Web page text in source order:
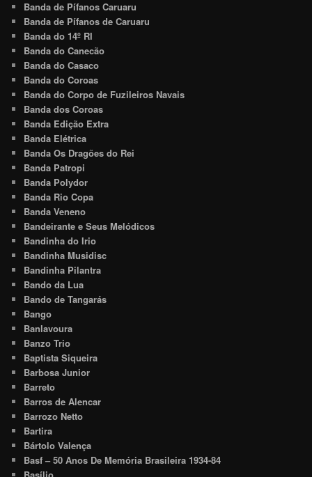
Banda de Pífanos Caruaru
Banda de Pífanos de Caruaru
Banda do 14º RI
Banda do Canecão
Banda do Casaco
Banda do Coroas
Banda do Corpo de Fuzileiros Navais
Banda dos Coroas
Banda Edição Extra
Banda Elétrica
Banda Os Dragões do Rei
Banda Patropi
Banda Polydor
Banda Rio Copa
Banda Veneno
Bandeirante e Seus Melódicos
Bandinha do Irio
Bandinha Musidisc
Bandinha Pilantra
Bando da Lua
Bando de Tangarás
Bango
Banlavoura
Banzo Trio
Baptista Siqueira
Barbosa Junior
Barreto
Barros de Alencar
Barrozo Netto
Bartira
Bártolo Valença
Basf – 50 Anos De Memória Brasileira 1934-84
Basílio